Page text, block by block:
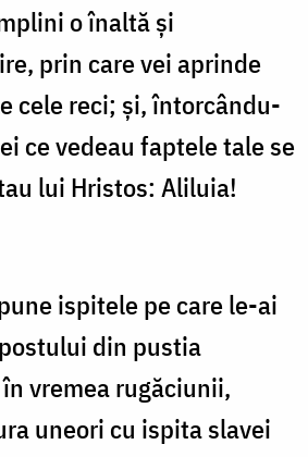
o înaltă și
prin care vei aprinde
cele reci; și, întorcându-
ce vedeau faptele tale se
lui Hristos: Aliluia!
ispitele pe care le-ai
din pustia
vremea rugăciunii,
uneori cu ispita slavei